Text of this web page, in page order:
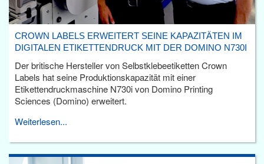
CROWN LABELS ERWEITERT SEINE KAPAZITÄTEN IM
DIGITALEN ETIKETTENDRUCK MIT DER DOMINO N730I
Der britische Hersteller von Selbstklebeetiketten Crown
Labels hat seine Produktionskapazität mit einer
Etikettendruckmaschine N730i von Domino Printing
Sciences (Domino) erweitert.
Weiterlesen...